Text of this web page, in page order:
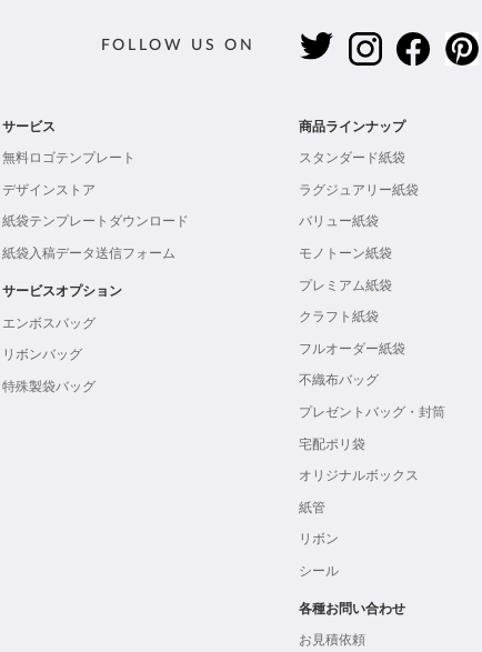
FOLLOW US ON
サービス
無料ロゴテンプレート
デザインストア
紙袋テンプレートダウンロード
紙袋入稿データ送信フォーム
サービスオプション
エンボスバッグ
リボンバッグ
特殊製袋バッグ
商品ラインナップ
スタンダード紙袋
ラグジュアリー紙袋
バリュー紙袋
モノトーン紙袋
プレミアム紙袋
クラフト紙袋
フルオーダー紙袋
不織布バッグ
プレゼントバッグ・封筒
宅配ポリ袋
オリジナルボックス
紙管
リボン
シール
各種お問い合わせ
お見積依頼